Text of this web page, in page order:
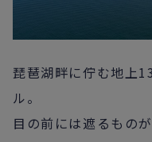
琵琶湖畔に佇む地上
ル。
目の前には遮るもの